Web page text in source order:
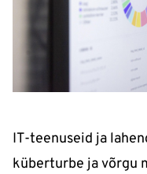
IT-teenuseid ja
küberturbe ja võrgu